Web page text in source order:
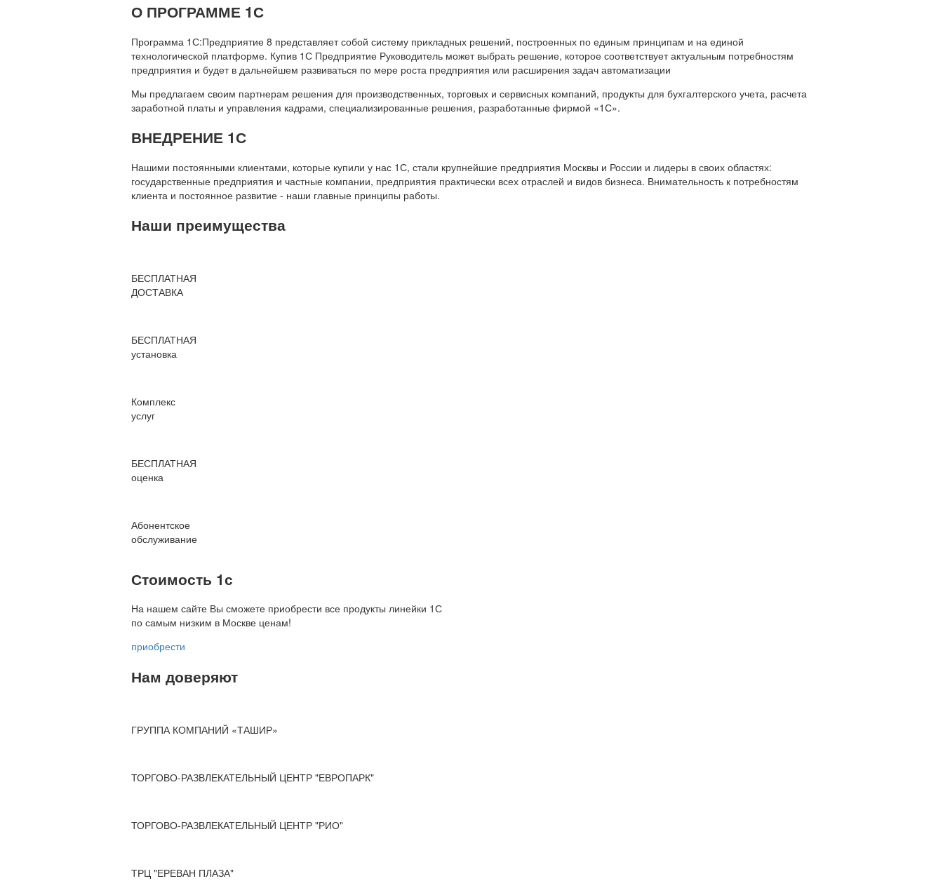
О ПРОГРАММЕ 1С
Программа 1С:Предприятие 8 представляет собой систему прикладных решений, построенных по единым принципам и на единой
технологической платформе. Купив 1С Предприятие Руководитель может выбрать решение, которое соответствует актуальным потребностям
предприятия и будет в дальнейшем развиваться по мере роста предприятия или расширения задач автоматизации
Мы предлагаем своим партнерам решения для производственных, торговых и сервисных компаний, продукты для бухгалтерского учета, расчета
заработной платы и управления кадрами, специализированные решения, разработанные фирмой «1С».
ВНЕДРЕНИЕ 1С
Нашими постоянными клиентами, которые купили у нас 1С, стали крупнейшие предприятия Москвы и России и лидеры в своих областях:
государственные предприятия и частные компании, предприятия практически всех отраслей и видов бизнеса. Внимательность к потребностям
клиента и постоянное развитие - наши главные принципы работы.
Наши преимущества
БЕСПЛАТНАЯ
ДОСТАВКА
БЕСПЛАТНАЯ
установка
Комплекс
услуг
БЕСПЛАТНАЯ
оценка
Абонентское
обслуживание
Стоимость 1с
На нашем сайте Вы сможете приобрести все продукты линейки 1С
по самым низким в Москве ценам!
приобрести
Нам доверяют
ГРУППА КОМПАНИЙ «ТАШИР»
ТОРГОВО-РАЗВЛЕКАТЕЛЬНЫЙ ЦЕНТР "ЕВРОПАРК"
ТОРГОВО-РАЗВЛЕКАТЕЛЬНЫЙ ЦЕНТР "РИО"
ТРЦ "ЕРЕВАН ПЛАЗА"